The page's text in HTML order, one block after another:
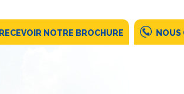
RECEVOIR NOTRE BROCHURE NOUS